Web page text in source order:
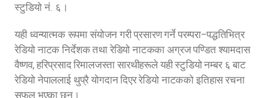
स्टुडियो नं. ६।
यही ध्वन्यात्मक रूपमा संयोजन गरी प्रसारण गर्ने परम्परा–पद्धतिभित्र
रेडियो नाटक निर्देशक तथा रेडियो नाटकका अग्रज पण्डित श्यामदास
वैष्णव, हरिप्रसाद रिमालजस्ता सारथीहरूले यही स्टुडियो नम्बर ६ बाट
रेडियो नेपाललाई थुप्रै योगदान दिएर रेडियो नाटकको इतिहास रचना
सफल भएका छन्।